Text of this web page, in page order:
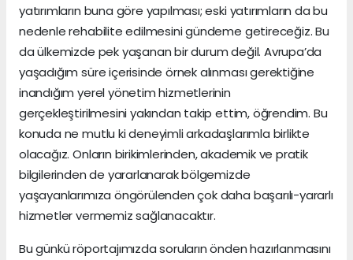
yatırımların buna göre yapılması; eski yatırımların da bu
nedenle rehabilite edilmesini gündeme getireceğiz. Bu
da ülkemizde pek yaşanan bir durum değil. Avrupa’da
yaşadığım süre içerisinde örnek alınması gerektiğine
inandığım yerel yönetim hizmetlerinin
gerçekleştirilmesini yakından takip ettim, öğrendim. Bu
konuda ne mutlu ki deneyimli arkadaşlarımla birlikte
olacağız. Onların birikimlerinden, akademik ve pratik
bilgilerinden de yararlanarak bölgemizde
yaşayanlarımıza öngörülenden çok daha başarılı-yararlı
hizmetler vermemiz sağlanacaktır.
Bu günkü röportajımızda soruların önden hazırlanmasını